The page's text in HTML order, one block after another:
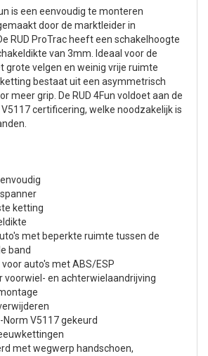
is een eenvoudig te monteren
door de marktleider in
RUD ProTrac heeft een schakelhoogte
van 3mm. Ideaal voor de
grote velgen en weinig vrije ruimte
bestaat uit een asymmetrisch
meer grip. De RUD 4Fun voldoet aan de
V5117 certificering, welke noodzakelijk is
ketting
met beperkte ruimte tussen de
band
auto's met ABS/ESP
voorwiel- en achterwielaandrijving
Norm V5117 gekeurd
met wegwerp handschoen,